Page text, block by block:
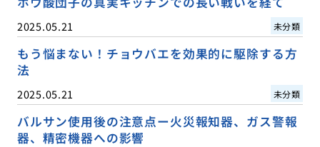
2025.05.21 未分類
もう悩まない！チョウバエを効果的に駆除する方
法
2025.05.21 未分類
バルサン使用後の注意点ー火災報知器、ガス警報
器、精密機器への影響